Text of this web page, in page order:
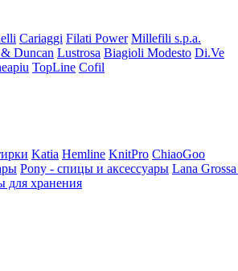
Cariaggi Filati Power Millefili s.p.a.
Duncan Lustrosa Biagioli Modesto Di.Ve
TopLine Cofil
Katia Hemline KnitPro ChiaoGoo
Pony - спицы и аксессуары Lana
для хранения